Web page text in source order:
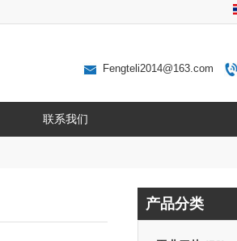
Fengteli2014@163.com
联系我们
产品分类